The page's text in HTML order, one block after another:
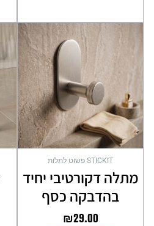
STICKIT פשוט לתלות
מתלה דקורטיבי יחיד
בהדבקה כסף
₪29.00